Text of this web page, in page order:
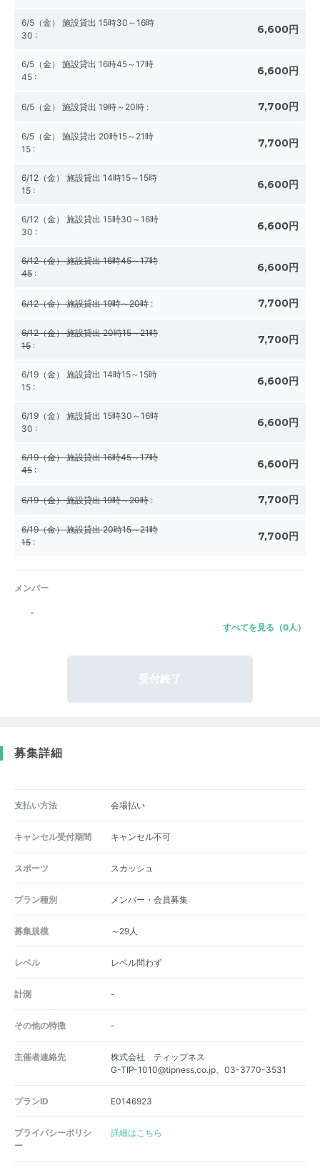
6/5（金） 施設貸出 15時30～16時
30 : 6,600円
6/5（金） 施設貸出 16時45～17時
45 : 6,600円
6/5（金） 施設貸出 19時～20時 : 7,700円
6/5（金） 施設貸出 20時15～21時
15 : 7,700円
6/12（金） 施設貸出 14時15～15時
15 : 6,600円
6/12（金） 施設貸出 15時30～16時
30 : 6,600円
6/12（金） 施設貸出 16時45～17時
45 : 6,600円
6/12（金） 施設貸出 19時～20時 : 7,700円
6/12（金） 施設貸出 20時15～21時
15 : 7,700円
6/19（金） 施設貸出 14時15～15時
15 : 6,600円
6/19（金） 施設貸出 15時30～16時
30 : 6,600円
6/19（金） 施設貸出 16時45～17時
45 : 6,600円
6/19（金） 施設貸出 19時～20時 : 7,700円
6/19（金） 施設貸出 20時15～21時
15 : 7,700円
メンバー
-
すべてを見る（0人）
受付終了
募集詳細
支払い方法 会場払い
キャンセル受付期間 キャンセル不可
スポーツ スカッシュ
プラン種別 メンバー・会員募集
募集規模 ～29人
レベル レベル問わず
計測 -
その他の特徴 -
主催者連絡先
株式会社 ティップネス
G-TIP-1010@tipness.co.jp、03-3770-3531
プランID E0146923
プライバシーポリシ
ー
詳細はこちら